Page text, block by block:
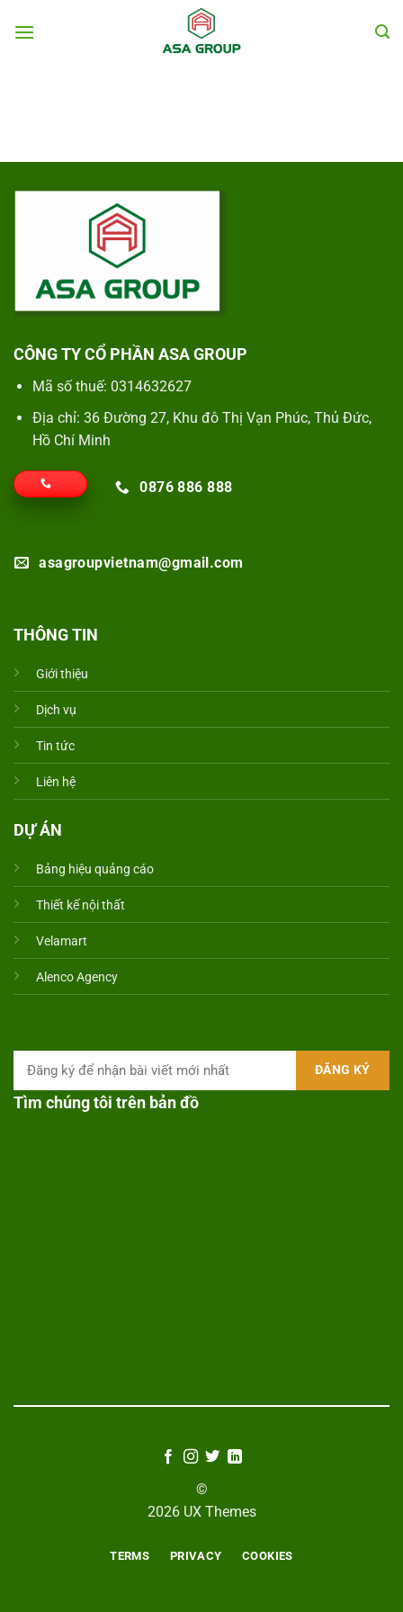
đến
CÔNG TY CỔ PHẦN ASA GROUP
Mã số thuế: 0314632627
Địa chỉ: 36 Đường 27, Khu đô Thị Vạn Phúc, Thủ Đức,
Hồ Chí Minh
0876 886 888
asagroupvietnam@gmail.com
THÔNG TIN
Giới thiệu
Dịch vụ
Tin tức
Liên hệ
DỰ ÁN
Bảng hiệu quảng cáo
Thiết kế nội thất
Velamart
Alenco Agency
Tìm chúng tôi trên bản đồ
©
2026 UX Themes
TERMS PRIVACY COOKIES